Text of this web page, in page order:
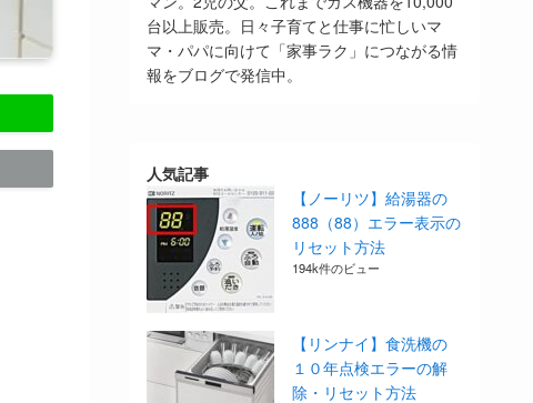
台以上販売。日々子育てと仕事に忙しいマ
マ・パパに向けて「家事ラク」につながる情
報をブログで発信中。
人気記事
【ノーリツ】給湯器の
888（88）エラー表示の
リセット方法
194k件のビュー
【リンナイ】食洗機の
１０年点検エラーの解
除・リセット方法